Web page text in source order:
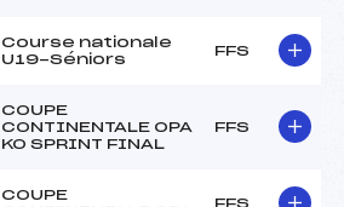
Course nationale
U19-Séniors
FFS
COUPE
CONTINENTALE OPA
KO SPRINT FINAL
FFS
COUPE
FFS